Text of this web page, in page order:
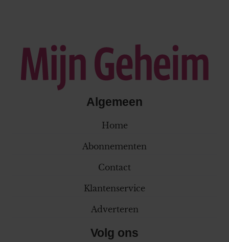
Algemeen
Home
Abonnementen
Contact
Klantenservice
Adverteren
Volg ons